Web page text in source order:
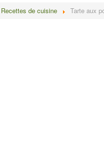
Recettes de cuisine Tarte aux